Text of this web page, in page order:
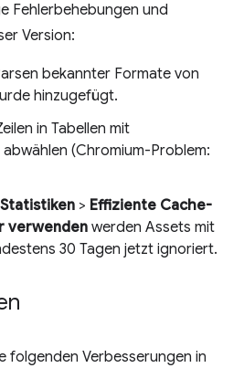
Fehlerbehebungen und
Version:
bekannter Formate von
hinzugefügt.
in Tabellen mit
abwählen (Chromium-Problem:
Statistiken > Effiziente Cache-
verwenden werden Assets mit
30 Tagen jetzt ignoriert.
folgenden Verbesserungen in